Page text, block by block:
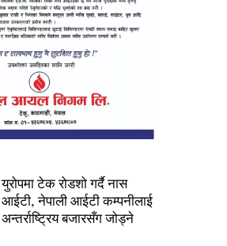
युरोपमा टेक रोडशो गर्दै नास
आईटी, नेपाली आईटी कम्पनीलाई
अन्तर्राष्ट्रिय बजारसँग जोड्ने